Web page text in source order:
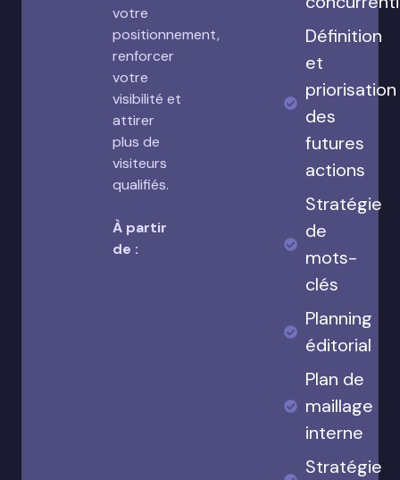
votre
positionnement,
renforcer
votre
visibilité et
attirer
plus de
visiteurs
qualifiés.
À partir
de :
Définition
et
priorisation
des
futures
actions
Stratégie
de
mots-
clés
Planning
éditorial
Plan de
maillage
interne
Stratégie